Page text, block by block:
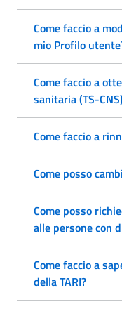
Come faccio a
mio Profilo
Come faccio a
sanitaria (TS-
Come faccio a
Come posso
Come posso
alle persone con
Come faccio a
della TARI?